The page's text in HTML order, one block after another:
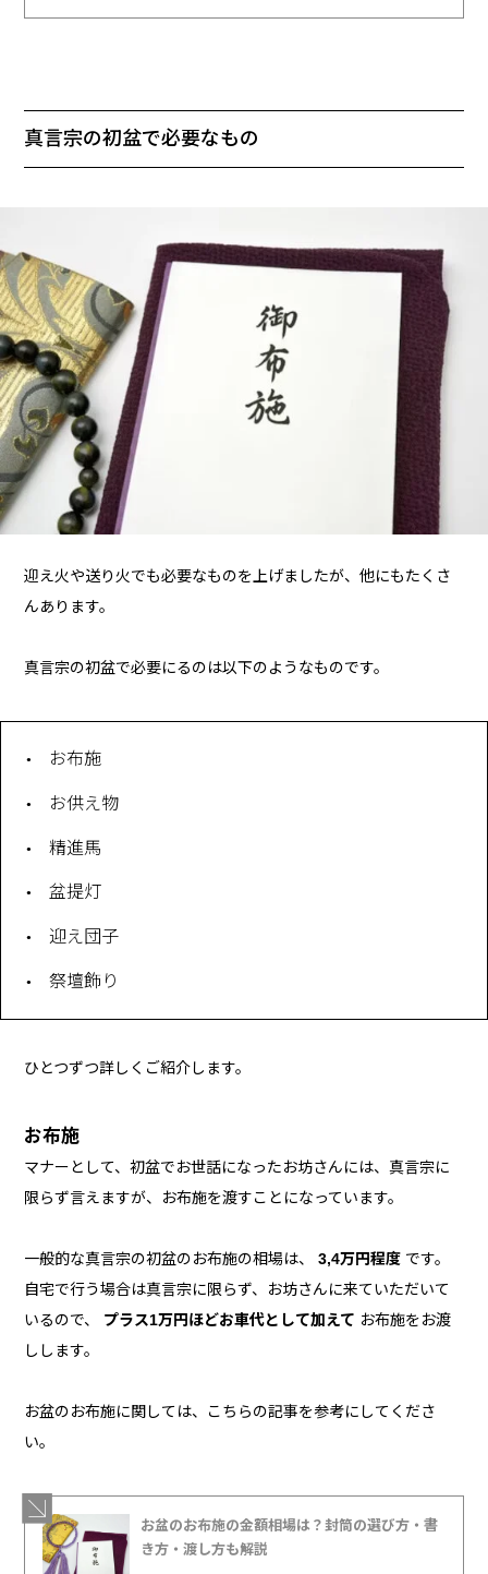
真言宗の初盆で必要なもの
迎え火や送り火でも必要なものを上げましたが、他にもたくさ
んあります。
真言宗の初盆で必要にるのは以下のようなものです。
お布施
お供え物
精進馬
盆提灯
迎え団子
祭壇飾り
ひとつずつ詳しくご紹介します。
お布施
マナーとして、初盆でお世話になったお坊さんには、真言宗に
限らず言えますが、お布施を渡すことになっています。
一般的な真言宗の初盆のお布施の相場は、 3,4万円程度 です。
自宅で行う場合は真言宗に限らず、お坊さんに来ていただいて
いるので、
プラス1万円ほどお車代として加えて お布施をお渡
しします。
お盆のお布施に関しては、こちらの記事を参考にしてくださ
い。
お盆のお布施の金額相場は？封筒の選び方・書
き方・渡し方も解説